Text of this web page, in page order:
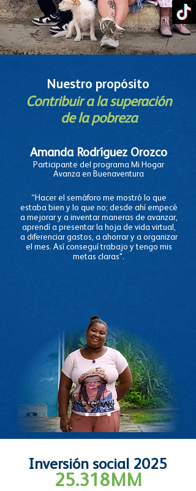
Nuestro propósito
Contribuir a la superación
de la pobreza
Amanda Rodríguez Orozco
Participante del programa Mi Hogar
Avanza en Buenaventura
​“Hacer el semáforo me mostró lo que
estaba bien y lo que no; desde ahí empecé
a mejorar y a inventar maneras de avanzar,
aprendí a presentar la hoja de vida virtual,
a diferenciar gastos, a ahorrar y a organizar
el mes. Así conseguí trabajo y tengo mis
metas claras".
Inversión social 2025
25.318MM